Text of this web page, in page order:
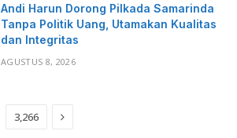
Andi Harun Dorong Pilkada Samarinda
Tanpa Politik Uang, Utamakan Kualitas
dan Integritas
AGUSTUS 8, 2026
3,266 Next